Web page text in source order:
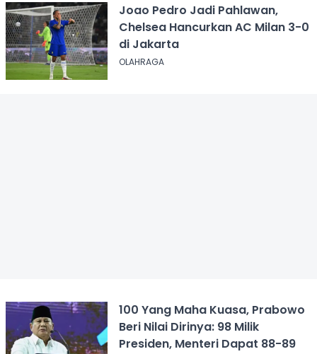
Joao Pedro Jadi Pahlawan,
Chelsea Hancurkan AC Milan 3-0
di Jakarta
OLAHRAGA
100 Yang Maha Kuasa, Prabowo
Beri Nilai Dirinya: 98 Milik
Presiden, Menteri Dapat 88-89